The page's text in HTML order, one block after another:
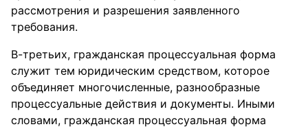
рассмотрения и разрешения заявленного
требования.
В-третьих, гражданская процессуальная форма
служит тем юридическим средством, которое
объединяет многочисленные, разнообразные
процессуальные действия и документы. Иными
словами, гражданская процессуальная форма